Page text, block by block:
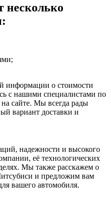
несколько
информации о стоимости
с нашими специалистами по
сайте. Мы всегда рады
вариант доставки и
надежности и высокого
её технологических
Мы также расскажем о
и предложим вам
вашего автомобиля.